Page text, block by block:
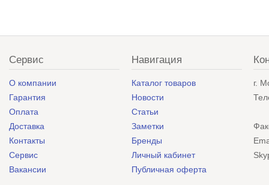
Сервис
О компании
Гарантия
Оплата
Доставка
Контакты
Сервис
Вакансии
Навигация
Каталог товаров
Новости
Статьи
Заметки
Бренды
Личный кабинет
Публичная оферта
г.